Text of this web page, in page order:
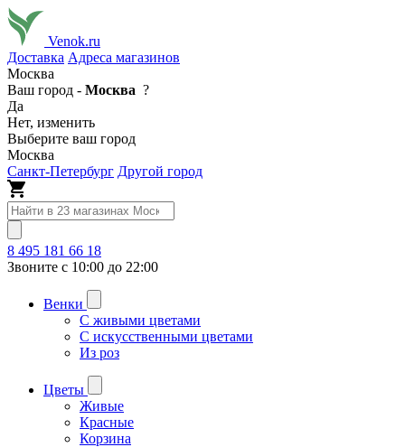
Venok.ru
Доставка Адреса магазинов
Москва
Ваш город - Москва ?
Да
Нет, изменить
Выберите ваш город
Москва
Санкт-Петербург Другой город
8 495 181 66 18
Звоните с 10:00 до 22:00
Венки
С живыми цветами
С искусственными цветами
Из роз
Цветы
Живые
Красные
Корзина